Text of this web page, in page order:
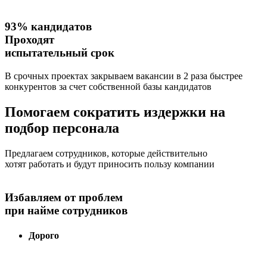
93% кандидатов
Проходят
испытательный срок
В срочных проектах закрываем вакансии в 2 раза быстрее
конкурентов за счет собственной базы кандидатов
Помогаем сократить издержки на
подбор персонала
Предлагаем сотрудников, которые действительно
хотят работать и будут приносить пользу компании
Избавляем от проблем
при найме сотрудников
Дорого